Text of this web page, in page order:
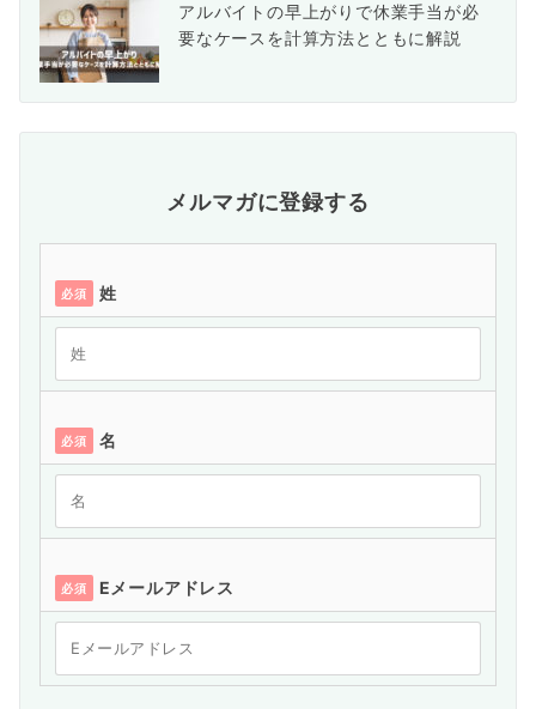
アルバイトの早上がりで休業手当が必
要なケースを計算方法とともに解説
メルマガに登録する
必須 姓
必須 名
必須 Eメールアドレス